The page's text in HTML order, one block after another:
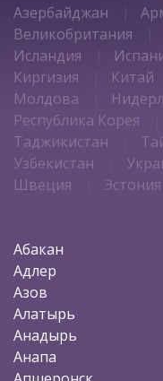
Азербайджан
Великобритания
Исландия
Киргизия
Китай
Молдова
Республика Корея
Таджикистан
Узбекистан
Швеция
Эстония
Абакан
Адлер
Азов
Алатырь
Анадырь
Анапа